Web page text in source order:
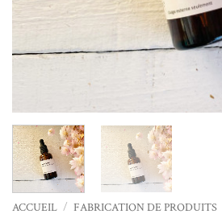
ACCUEIL / FABRICATION DE PRODUITS